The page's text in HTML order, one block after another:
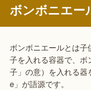
ボンボニエー
ボンボニエールとは
子を入れる容器で、
子」の意）を入れる
e」が語源です。